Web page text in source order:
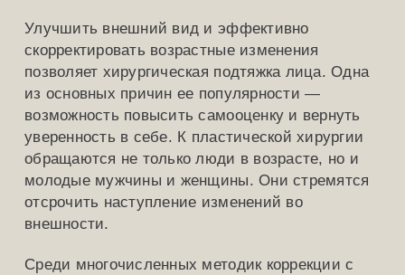
Улучшить внешний вид и эффективно
скорректировать возрастные изменения
позволяет хирургическая подтяжка лица. Одна
из основных причин ее популярности —
возможность повысить самооценку и вернуть
уверенность в себе. К пластической хирургии
обращаются не только люди в возрасте, но и
молодые мужчины и женщины. Они стремятся
отсрочить наступление изменений во
внешности.
Среди многочисленных методик коррекции с